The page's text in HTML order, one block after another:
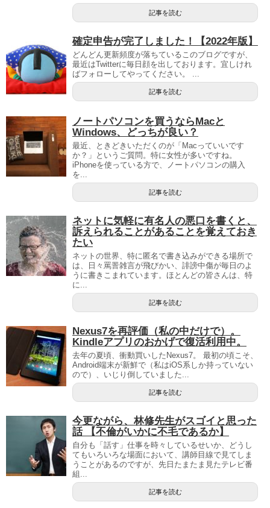
記事を読む
確定申告が完了しました！【2022年版】
どんどん更新頻度が落ちているこのブログですが、
最近はTwitterに毎日顔を出しております。宜しけれ
ばフォローしてやってください。 ...
記事を読む
ノートパソコンを買うならMacと
Windows、どっちが良い？
最近、ときどきいただくのが「Macっていいです
か？」というご質問。特に女性が多いですね。
iPhoneを使っている方で、ノートパソコンの購入
を...
記事を読む
ネットに気軽に有名人の悪口を書くと、
訴えられることがあることを覚えておき
たい
ネットの世界、特に匿名で書き込みができる場所で
は、日々罵詈雑言が飛びかい、誹謗中傷が毎日のよ
うに書きこまれています。ほとんどの皆さんは、特
に...
記事を読む
Nexus7を再評価（私の中だけで）。
Kindleアプリのおかげで復活利用中。
去年の夏頃、衝動買いしたNexus7。 最初の頃こそ、
Android端末が新鮮で（私はiOS系しか持っていない
ので）、いじり倒していました...
記事を読む
今更ながら、林修先生がスゴイと思った
話 【不倫がいかに不毛であるか】
自分も「話す」仕事を時々しているせいか、どうし
てもいろいろな場面において、講師目線で見てしま
うことがあるのですが、先日たまたま見たテレビ番
組...
記事を読む